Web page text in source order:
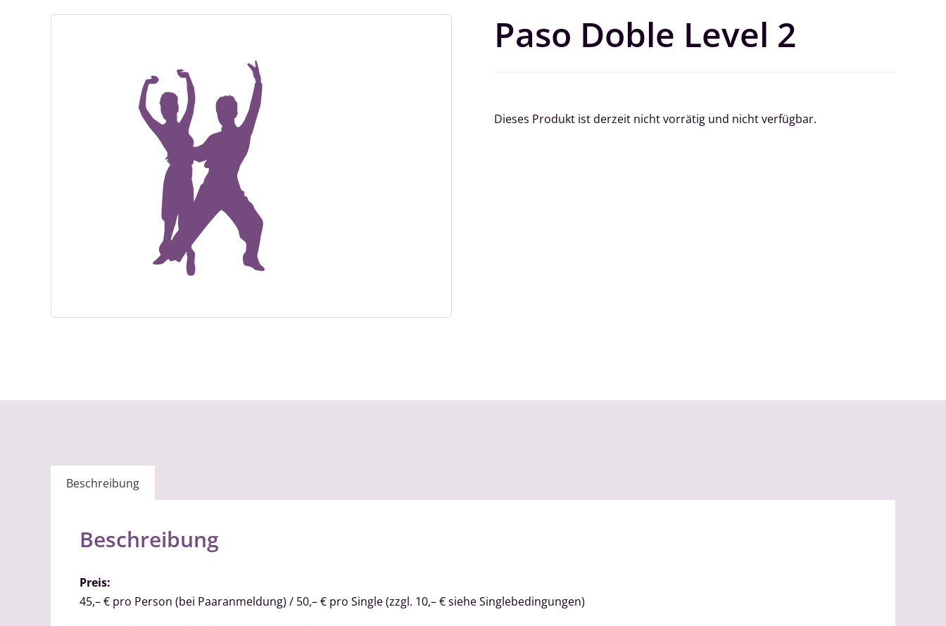
Paso Doble Level 2
Dieses Produkt ist derzeit nicht vorrätig und nicht verfügbar.
Beschreibung
Beschreibung
Preis:
45,– € pro Person (bei Paaranmeldung) / 50,– € pro Single (zzgl. 10,– € siehe Singlebedingungen)